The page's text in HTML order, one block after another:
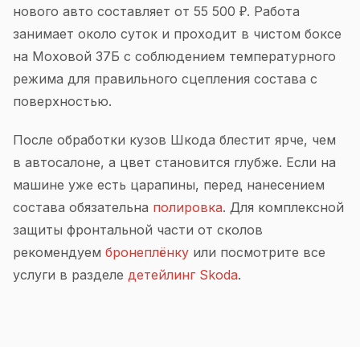
нового авто составляет от 55 500 ₽. Работа
занимает около суток и проходит в чистом боксе
на Моховой 37Б с соблюдением температурного
режима для правильного сцепления состава с
поверхностью.
После обработки кузов Шкода блестит ярче, чем
в автосалоне, а цвет становится глубже. Если на
машине уже есть царапины, перед нанесением
состава обязательна полировка. Для комплексной
защиты фронтальной части от сколов
рекомендуем бронеплёнку или посмотрите все
услуги в разделе детейлинг Skoda.